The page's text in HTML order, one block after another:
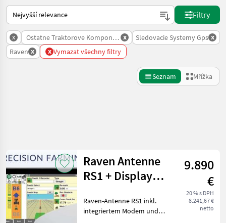
Takto se řadí nabídky na Landwirt.com
Filtry
x Ostatne Traktorove Komponenty
x Sledovacie Systemy Gps x
Raven x x Vymazat všechny filtry
Seznam Mřížka
Kategorie 4 Země Filtry
AKTUÁLNÍ
CESTA
poľnohospodárska
Obnovit
Zobrazit
výsledků
Raven Antenne
RS1 + Display
plus
9.890
€
20 % s DPH
8.241,67 €
netto
Raven-Antenne RS1 inkl.
integriertem Modem und